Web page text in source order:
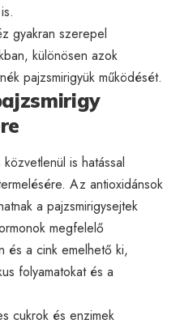
gyakran szerepel
különösen azok
pajzsmirigyük működését.
is hatással
Az antioxidánsok
a pajzsmirigysejtek
megfelelő
és a cink emelhető ki,
folyamatokat és a
cukrok és enzimek